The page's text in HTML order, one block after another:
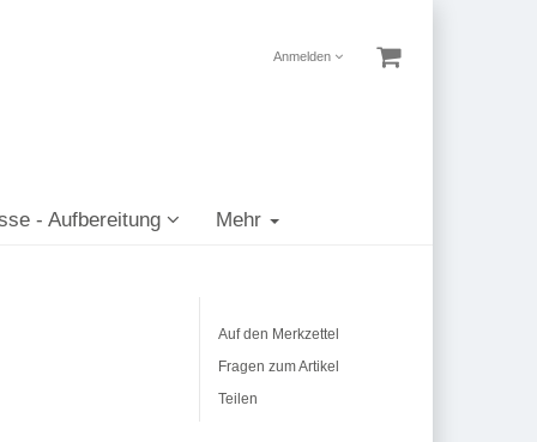
Anmelden
- Aufbereitung Mehr
Auf den Merkzettel
Fragen zum Artikel
Teilen